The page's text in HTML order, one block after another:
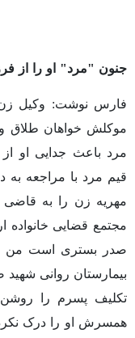
جنون "مرد" او را از
فارس نوشت: وکیل زن
موکلش خواهان طلاق و
مرد باعث جدایی او
مجتمع قضایی خانواده
صدر بستری است من
بیمارستان روانی
تکلیف پسرم را
همسرش او را درک